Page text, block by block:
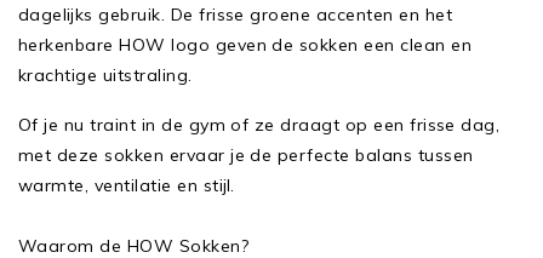
dagelijks gebruik. De frisse groene accenten en het
herkenbare HOW logo geven de sokken een clean en
krachtige uitstraling.
Of je nu traint in de gym of ze draagt op een frisse dag,
met deze sokken ervaar je de perfecte balans tussen
warmte, ventilatie en stijl.
Waarom de HOW Sokken?